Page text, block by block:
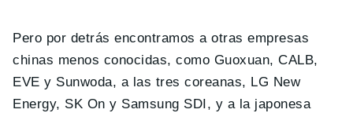
Pero por detrás encontramos a otras empresas
chinas menos conocidas, como Guoxuan, CALB,
EVE y Sunwoda, a las tres coreanas, LG New
Energy, SK On y Samsung SDI, y a la japonesa